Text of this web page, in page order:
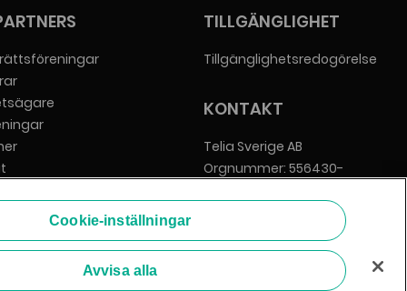
TILLGÄNGLIGHET
Tillgänglighetsredogörelse
KONTAKT
Telia Sverige AB
Orgnummer: 556430-
Cookie-inställningar
Avvisa alla